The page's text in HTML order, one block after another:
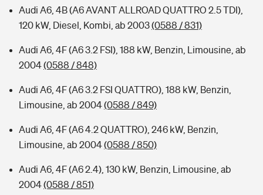
Audi A6, 4B (A6 AVANT ALLROAD QUATTRO 2.5 TDI),
120 kW, Diesel, Kombi, ab 2003(0588 / 831)
Audi A6, 4F (A6 3.2 FSI), 188 kW, Benzin, Limousine, ab
2004(0588 / 848)
Audi A6, 4F (A6 3.2 FSI QUATTRO), 188 kW, Benzin,
Limousine, ab 2004(0588 / 849)
Audi A6, 4F (A6 4.2 QUATTRO), 246 kW, Benzin,
Limousine, ab 2004(0588 / 850)
Audi A6, 4F (A6 2.4), 130 kW, Benzin, Limousine, ab
2004(0588 / 851)